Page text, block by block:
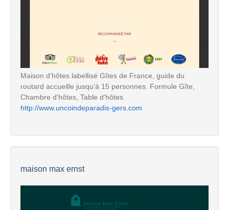
Maison d'hôtes labellisé Gîtes de France, guide du
routard accueille jusqu'à 15 personnes. Formule Gîte,
Chambre d'hôtes, Table d'hôtes
http://www.uncoindeparadis-gers.com
maison max ernst